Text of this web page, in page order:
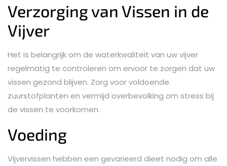
Verzorging van Vissen in de
Vijver
Het is belangrijk om de waterkwaliteit van uw vijver
regelmatig te controleren om ervoor te zorgen dat uw
vissen gezond blijven. Zorg voor voldoende
zuurstofplanten en vermijd overbevolking om stress bij
de vissen te voorkomen.
Voeding
Vijvervissen hebben een gevarieerd dieet nodig om alle